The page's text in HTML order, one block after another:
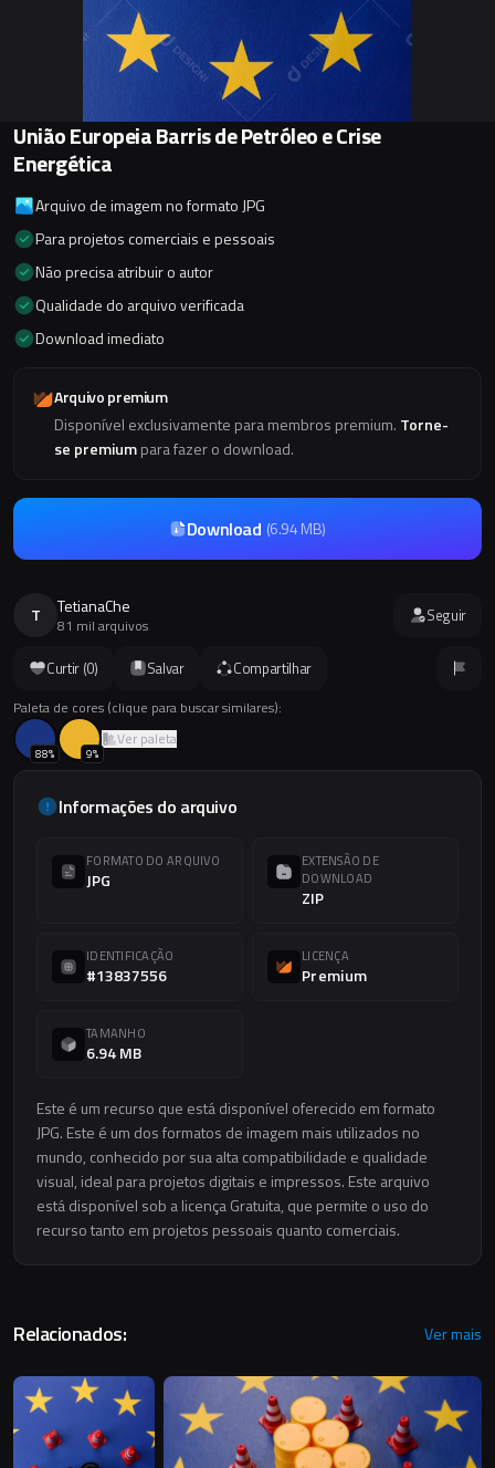
Curtir (0) Salvar Compartilhar
Paleta de cores (clique para buscar similares):
88% 9%
Ver paleta
Informações do arquivo
FORMATO DO ARQUIVO
JPG
EXTENSÃO DE
DOWNLOAD
ZIP
IDENTIFICAÇÃO
#13837556
LICENÇA
Premium
TAMANHO
6.94 MB
Este é um recurso que está disponível oferecido em formato
JPG. Este é um dos formatos de imagem mais utilizados no
mundo, conhecido por sua alta compatibilidade e qualidade
visual, ideal para projetos digitais e impressos. Este arquivo
está disponível sob a licença Gratuita, que permite o uso do
recurso tanto em projetos pessoais quanto comerciais.
União Europeia Barris de Petróleo e Crise
Energética
Arquivo de imagem no formato JPG
Para projetos comerciais e pessoais
Não precisa atribuir o autor
Qualidade do arquivo verificada
Download imediato
Arquivo premium
Disponível exclusivamente para membros premium. Torne-
se premiumpara fazer o download.
Download (6.94 MB)
T TetianaChe
81 mil arquivos Seguir
Relacionados: Ver mais